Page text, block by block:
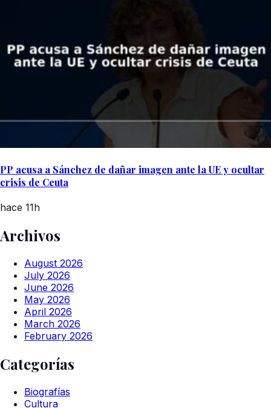
PP acusa a Sánchez de dañar imagen ante la UE y ocultar
crisis de Ceuta
hace 11h
Archivos
August 2026
July 2026
June 2026
May 2026
April 2026
March 2026
February 2026
Categorías
Biografías
Cultura